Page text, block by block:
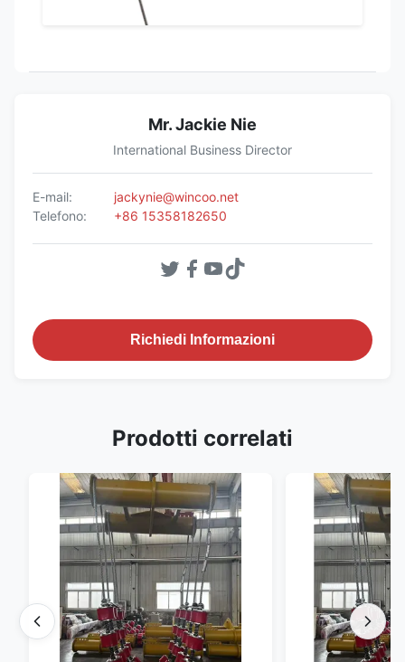
Mr. Jackie Nie
International Business Director
E-mail:
jackynie@wincoo.net
Telefono:
+86 15358182650
Richiedi Informazioni
Prodotti correlati